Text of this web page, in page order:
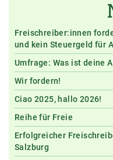
Freischreiber:innen
und kein Steuergeld für
Umfrage: Was ist deine
Wir fordern!
Ciao 2025, hallo 2026!
Reihe für Freie
Erfolgreicher
Salzburg